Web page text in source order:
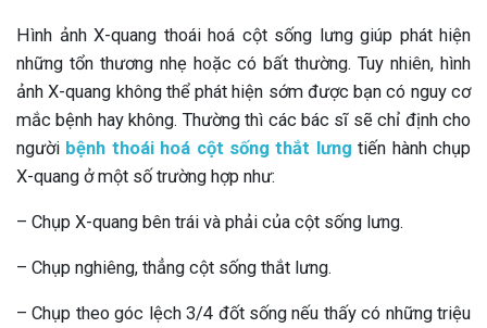
Hình ảnh X-quang thoái hoá cột sống lưng giúp phát hiện
những tổn thương nhẹ hoặc có bất thường. Tuy nhiên, hình
ảnh X-quang không thể phát hiện sớm được bạn có nguy cơ
mắc bệnh hay không. Thường thì các bác sĩ sẽ chỉ định cho
người bệnh thoái hoá cột sống thắt lưng tiến hành chụp
X-quang ở một số trường hợp như:
– Chụp X-quang bên trái và phải của cột sống lưng.
– Chụp nghiêng, thẳng cột sống thắt lưng.
– Chụp theo góc lệch 3/4 đốt sống nếu thấy có những triệu